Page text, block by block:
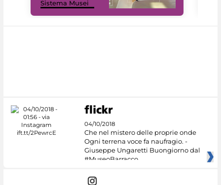
Sistema Musei
04/10/2018
Che nel mistero delle proprie onde
Ogni terrena voce fa naufragio. -
Giuseppe Ungaretti Buongiorno dal
#MuseoBarracco